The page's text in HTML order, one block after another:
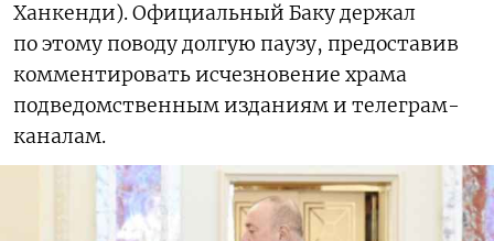
Ханкенди). Официальный Баку держал
по этому поводу долгую паузу, предоставив
комментировать исчезновение храма
подведомственным изданиям и телеграм-
каналам.